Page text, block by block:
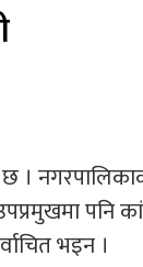
।
पनि
भइन ।